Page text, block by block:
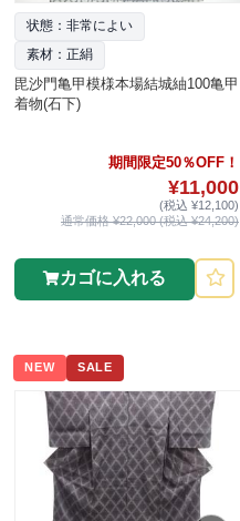
状態：非常によい
素材：正絹
毘沙門亀甲模様本場結城紬100亀甲
着物(石下)
期間限定50％OFF！
¥11,000
(税込 ¥12,100)
通常価格 ¥22,000 (税込 ¥24,200)
カゴに入れる
NEW SALE